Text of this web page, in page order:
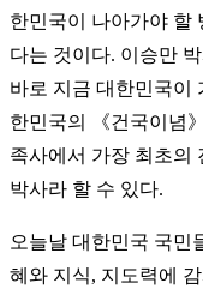
한민국이 나아가야 할
다는 것이다. 이승만
바로 지금 대한민국이
한민국의 《건국이념
족사에서 가장 최초의
박사라 할 수 있다.
오늘날 대한민국 국민
혜와 지식, 지도력에